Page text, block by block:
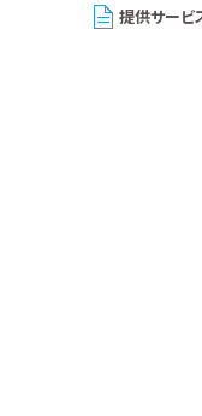
提供サービ